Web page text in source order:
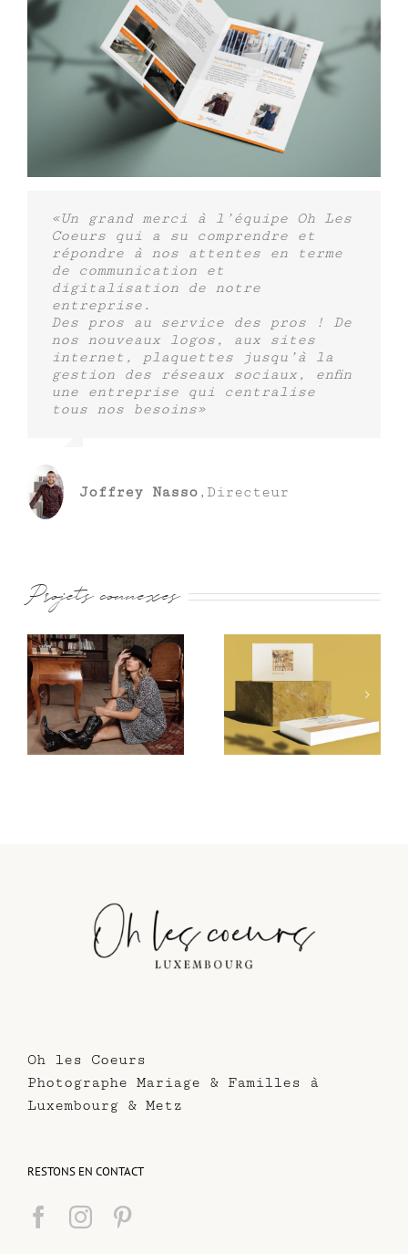
«Un grand merci à l’équipe Oh Les
Coeurs qui a su comprendre et
répondre à nos attentes en terme
de communication et
digitalisation de notre
entreprise.
Des pros au service des pros ! De
nos nouveaux logos, aux sites
internet, plaquettes jusqu’à la
gestion des réseaux sociaux, enfin
une entreprise qui centralise
tous nos besoins»
Joffrey Nasso , Directeur
Projets connexes
Freeman T Porter
Baden Clemes
Starowicz
Avocats à la
cour
Oh les Coeurs
Photographe Mariage & Familles à
Luxembourg & Metz
RESTONS EN CONTACT